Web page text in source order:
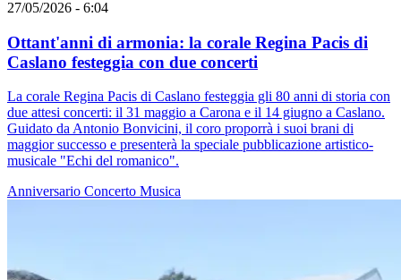
27/05/2026 - 6:04
Ottant'anni di armonia: la corale Regina Pacis di
Caslano festeggia con due concerti
La corale Regina Pacis di Caslano festeggia gli 80 anni di storia con
due attesi concerti: il 31 maggio a Carona e il 14 giugno a Caslano.
Guidato da Antonio Bonvicini, il coro proporrà i suoi brani di
maggior successo e presenterà la speciale pubblicazione artistico-
musicale "Echi del romanico".
Anniversario Concerto Musica